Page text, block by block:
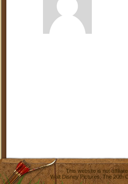
This website is not
Walt Disney Pictures,The 20th